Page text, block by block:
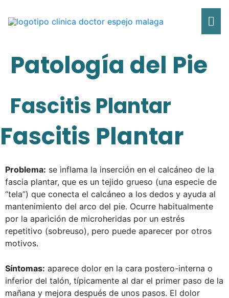
Patología del Pie
Fascitis Plantar
Fascitis Plantar
Problema: se inflama la inserción en el calcáneo de la
fascia plantar, que es un tejido grueso (una especie de
“tela”) que conecta el calcáneo a los dedos y ayuda al
mantenimiento del arco del pie. Ocurre habitualmente
por la aparición de microheridas por un estrés
repetitivo (sobreuso), pero puede aparecer por otros
motivos.
Síntomas: aparece dolor en la cara postero-interna o
inferior del talón, típicamente al dar el primer paso de la
mañana y mejora después de unos pasos. El dolor